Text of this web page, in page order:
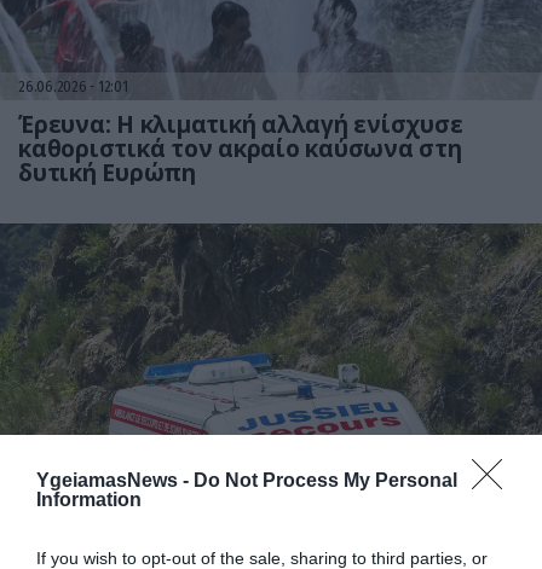
YgeiamasNews - Do Not Process My Personal
Information
If you wish to opt-out of the sale, sharing to third parties, or
26.06.2026 12:01
Έρευνα: Η κλιματική αλλαγή ενίσχυσε
καθοριστικά τον ακραίο καύσωνα στη
δυτική Ευρώπη
Συναγερμός στη Γαλλία: Εντοπίστηκε το
πρώτο κρούσμα Έμπολα σε γιατρό